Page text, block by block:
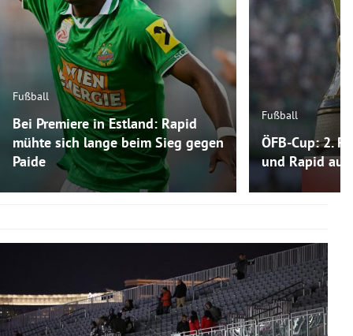
Fußball
Bei Premiere in Estland: Rapid
mühte sich lange beim Sieg gegen
Paide
Fußball
ÖFB-Cup: 2.
und Rapid auf